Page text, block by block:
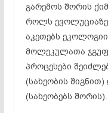
გარემოს შორის
როლს
აკეთებს
მოლეკულათა
პროცესები
(სახეობის
(სახეობებს შორის).